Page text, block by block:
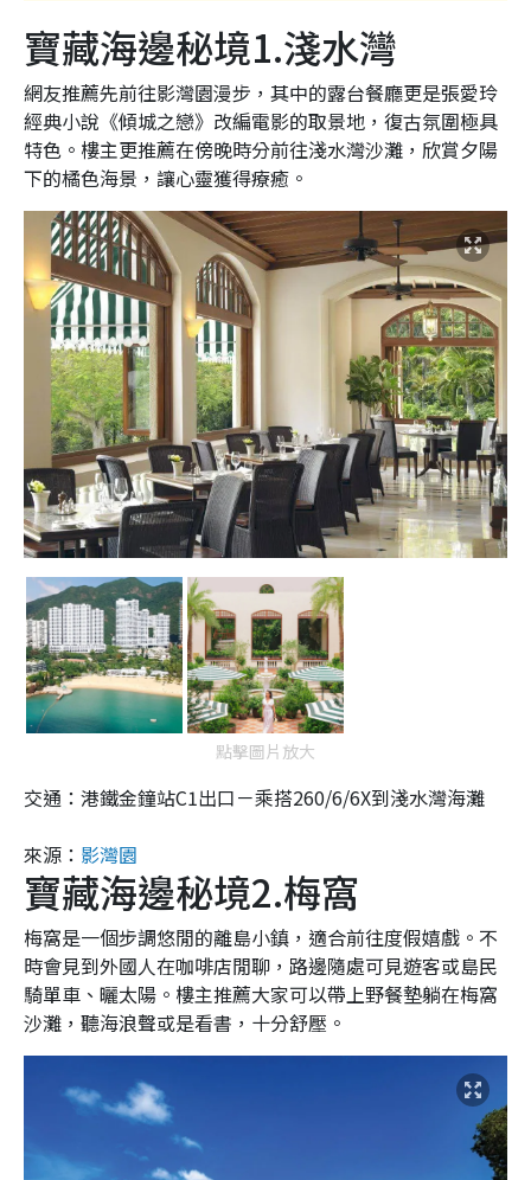
寶藏海邊秘境1.淺水灣
網友推薦先前往影灣園漫步，其中的露台餐廳更是張愛玲
經典小說《傾城之戀》改編電影的取景地，復古氛圍極具
特色。樓主更推薦在傍晚時分前往淺水灣沙灘，欣賞夕陽
下的橘色海景，讓心靈獲得療癒。
點擊圖片放大
交通：港鐵金鐘站C1出口－乘搭260/6/6X到淺水灣海灘
來源： 影灣園
寶藏海邊秘境2.梅窩
梅窩是一個步調悠閒的離島小鎮，適合前往度假嬉戲。不
時會見到外國人在咖啡店閒聊，路邊隨處可見遊客或島民
騎單車、曬太陽。樓主推薦大家可以帶上野餐墊躺在梅窩
沙灘，聽海浪聲或是看書，十分舒壓。